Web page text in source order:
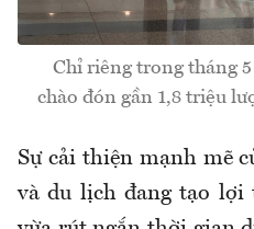
Chỉ riêng trong tháng
chào đón gần 1,8 triệu
Sự cải thiện mạnh mẽ
và du lịch đang tạo lợi